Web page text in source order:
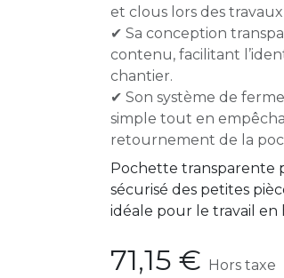
et clous lors des
✔ Sa conception
contenu, facilitant
chantier.
✔ Son système de
simple tout en
retournement de la
Pochette transparente
sécurisé des petites
idéale pour le travail en
71,15 € Hors taxe